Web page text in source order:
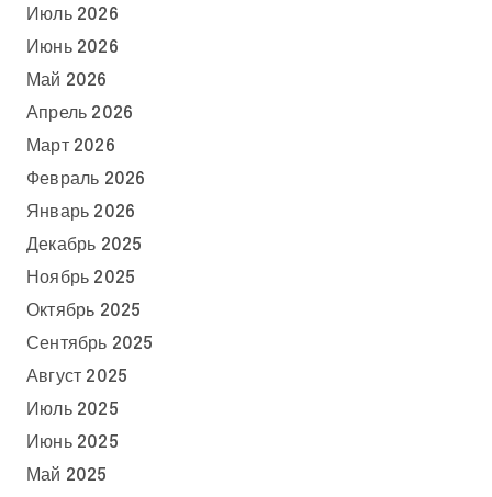
Июль 2026
Июнь 2026
Май 2026
Апрель 2026
Март 2026
Февраль 2026
Январь 2026
Декабрь 2025
Ноябрь 2025
Октябрь 2025
Сентябрь 2025
Август 2025
Июль 2025
Июнь 2025
Май 2025